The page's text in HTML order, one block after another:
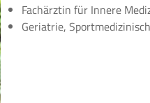
Fachärztin für Innere
Geriatrie,